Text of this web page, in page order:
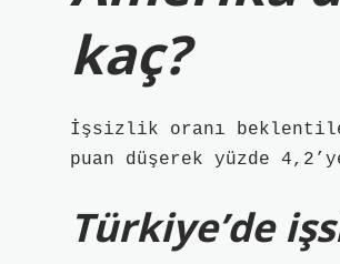
kaç?
İşsizlik oranı
puan düşerek yüzde
Türkiye’de